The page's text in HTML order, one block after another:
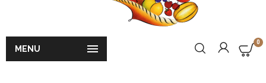

MENU
0